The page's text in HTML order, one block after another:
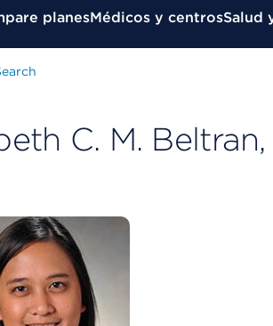
planesMédicos y centrosSalud
C. M.